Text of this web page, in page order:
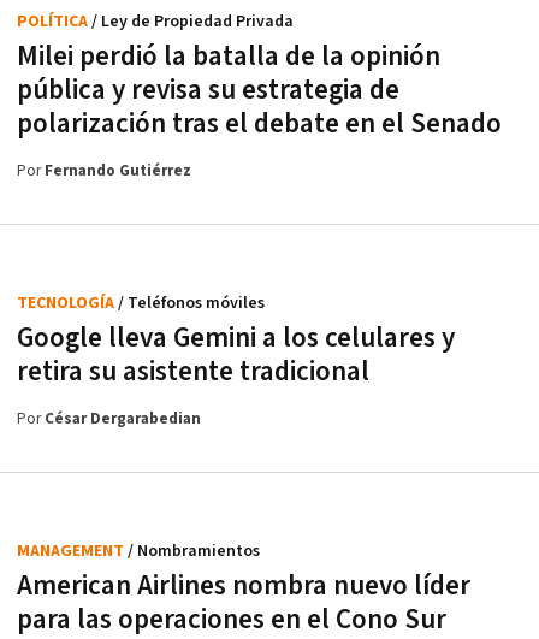
Milei perdió la batalla de la opinión
pública y revisa su estrategia de
polarización tras el debate en el Senado
POLÍTICA/ Ley de Propiedad Privada
PorFernando Gutiérrez
Google lleva Gemini a los celulares y
retira su asistente tradicional
TECNOLOGÍA/ Teléfonos móviles
PorCésar Dergarabedian
American Airlines nombra nuevo líder
para las operaciones en el Cono Sur
MANAGEMENT / Nombramientos